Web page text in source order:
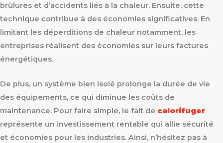
brûlures et d’accidents liés à la chaleur. Ensuite, cette
technique contribue à des économies significatives. En
limitant les déperditions de chaleur notamment, les
entreprises réalisent des économies sur leurs factures
énergétiques.
De plus, un système bien isolé prolonge la durée de vie
des équipements, ce qui diminue les coûts de
maintenance. Pour faire simple, le fait de calorifuger
représente un investissement rentable qui allie sécurité
et économies pour les industries. Ainsi, n’hésitez pas à